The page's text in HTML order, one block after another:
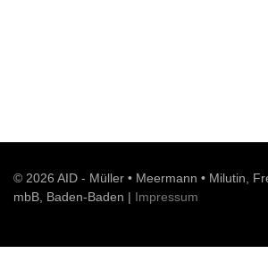
© 2026 AID - Müller • Meermann • Milutin,
mbB, Baden-Baden | Impressum